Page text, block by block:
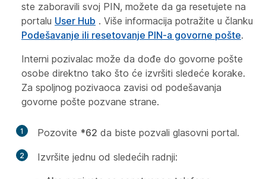
ste zaboravili svoj PIN, možete da ga resetujete na
portalu User Hub . Više informacija potražite u članku
Podešavanje ili resetovanje PIN-a govorne pošte.
Interni pozivalac može da dođe do govorne pošte
osobe direktno tako što će izvršiti sledeće korake.
Za spoljnog pozivaoca zavisi od podešavanja
govorne pošte pozvane strane.
1 Pozovite *62 da biste pozvali glasovni portal.
2
Izvršite jednu od sledećih radnji: